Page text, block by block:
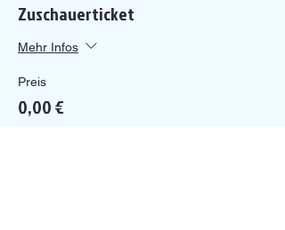
Zuschauerticket
Mehr Infos
Preis
0,00 €